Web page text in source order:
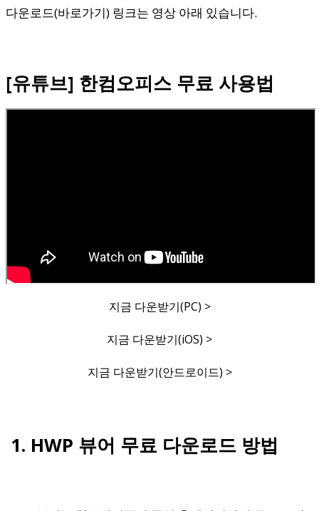
다운로드(바로가기) 링크는 영상 아래 있습니다.
[유튜브] 한컴오피스 무료 사용법
지금 다운받기(PC) >
지금 다운받기(iOS) >
지금 다운받기(안드로이드) >
1. HWP 뷰어 무료 다운로드 방법